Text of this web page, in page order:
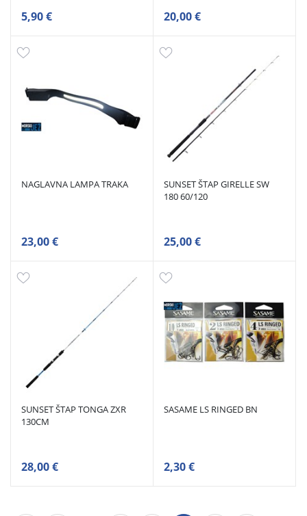
5,90 € 20,00 €
NAGLAVNA LAMPA TRAKA
23,00 €
SUNSET ŠTAP GIRELLE SW
180 60/120
25,00 €
SUNSET ŠTAP TONGA ZXR
130CM
28,00 €
SASAME LS RINGED BN
2,30 €